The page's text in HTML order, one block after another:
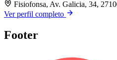
Fisiofonsa, Av. Galicia, 34,
Ver perfil completo
Footer